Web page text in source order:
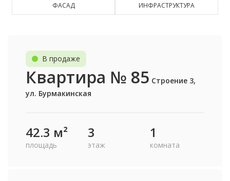
ФАСАД ИНФРАСТРУКТУРА
В продаже
Квартира № 85 Строение 3,
ул. Бурмакинская
42.3 м²
площадь
3
этаж
1
комната